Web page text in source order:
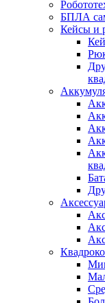
БПЛА
Кейсы и